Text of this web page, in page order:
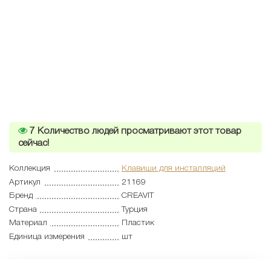
7 Количество людей просматривают этот товар
сейчас!
Коллекция
Клавиши для инсталляций
Артикул
21169
Бренд
CREAVIT
Страна
Турция
Материал
Пластик
Единица измерения
шт